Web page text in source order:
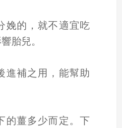
娩的，就不適宜吃
胎兒。
進補之用，能幫助
的薑多少而定。下